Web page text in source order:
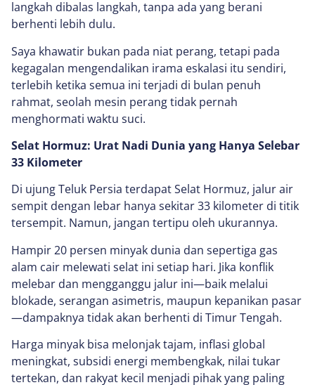
langkah dibalas langkah, tanpa ada yang berani
berhenti lebih dulu.
Saya khawatir bukan pada niat perang, tetapi pada
kegagalan mengendalikan irama eskalasi itu sendiri,
terlebih ketika semua ini terjadi di bulan penuh
rahmat, seolah mesin perang tidak pernah
menghormati waktu suci.
Selat Hormuz: Urat Nadi Dunia yang Hanya Selebar
33 Kilometer
Di ujung Teluk Persia terdapat Selat Hormuz, jalur air
sempit dengan lebar hanya sekitar 33 kilometer di titik
tersempit. Namun, jangan tertipu oleh ukurannya.
Hampir 20 persen minyak dunia dan sepertiga gas
alam cair melewati selat ini setiap hari. Jika konflik
melebar dan mengganggu jalur ini—baik melalui
blokade, serangan asimetris, maupun kepanikan pasar
—dampaknya tidak akan berhenti di Timur Tengah.
Harga minyak bisa melonjak tajam, inflasi global
meningkat, subsidi energi membengkak, nilai tukar
tertekan, dan rakyat kecil menjadi pihak yang paling